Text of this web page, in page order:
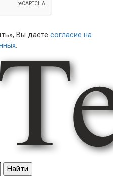
Вы даете согласие на
Найти